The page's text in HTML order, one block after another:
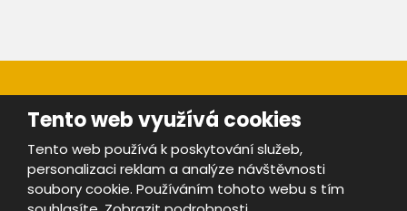
Mapa stránek |Bezpečnost a ochrana osobních údajů
Podmínky použití
Tento web využívá cookies
Tento web používá k poskytování služeb,
personalizaci reklam a analýze návštěvnosti
soubory cookie. Používáním tohoto webu s tím